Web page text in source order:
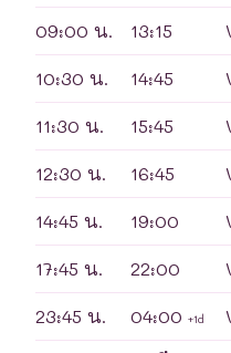
09:00 น. 13:15
10:30 น. 14:45
11:30 น. 15:45
12:30 น. 16:45
14:45 น. 19:00
17:45 น. 22:00
23:45 น. 04:00 +1d